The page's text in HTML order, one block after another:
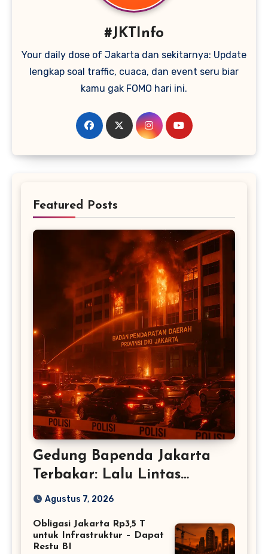
#JKTInfo
Your daily dose of Jakarta dan sekitarnya: Update
lengkap soal traffic, cuaca, dan event seru biar
kamu gak FOMO hari ini.
Featured Posts
Gedung Bapenda Jakarta
Terbakar: Lalu Lintas
Tersendat
Agustus 7, 2026
Obligasi Jakarta Rp3,5 T
untuk Infrastruktur – Dapat
Restu BI